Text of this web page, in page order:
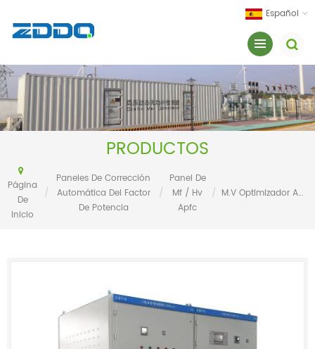
Español
PRODUCTOS
Página
De
Inicio
/
Paneles De Corrección
Automática Del Factor
De Potencia
/
Panel De
Mf / Hv
Apfc
/ M.v Optimizador Automático Del Factor De Potencia